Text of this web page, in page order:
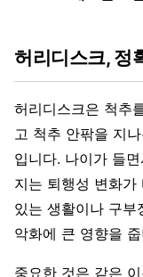
허리디스크, 정
허리디스크은 척추
고 척추 안팎을 지
입니다. 나이가 들
지는 퇴행성 변화
있는 생활이나 구부
악화에 큰 영향을
중요한 것은 같은